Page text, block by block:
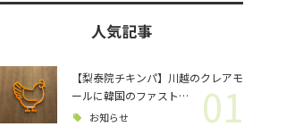
チュンダの餃子 復活プ
ロジェクト
人気記事
【梨泰院チキンパ】川越のクレアモ
ールに韓国のファスト…
お知らせ 01